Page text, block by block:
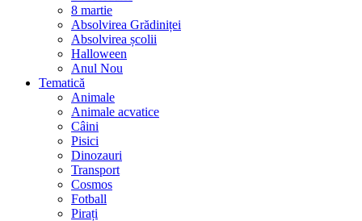
8 martie
Absolvirea Grădiniței
Absolvirea școlii
Halloween
Anul Nou
Tematică
Animale
Animale acvatice
Câini
Pisici
Dinozauri
Transport
Cosmos
Fotball
Pirați